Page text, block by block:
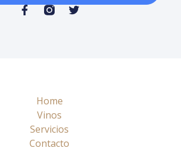
F
a
T
Home
Vinos
Servicios
Contacto